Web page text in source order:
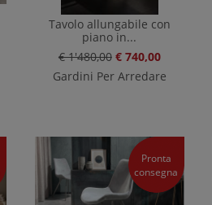
Tavolo allungabile con
piano in...
€ 1'480,00 € 740,00
Gardini Per Arredare
Pronta
consegna